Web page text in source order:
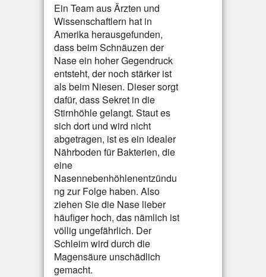
Ein Team aus Ärzten und
Wissenschaftlern hat in
Amerika herausgefunden,
dass beim Schnäuzen der
Nase ein hoher Gegendruck
entsteht, der noch stärker ist
als beim Niesen. Dieser sorgt
dafür, dass Sekret in die
Stirnhöhle gelangt. Staut es
sich dort und wird nicht
abgetragen, ist es ein idealer
Nährboden für Bakterien, die
eine
Nasennebenhöhlenentzündu
ng zur Folge haben. Also
ziehen Sie die Nase lieber
häufiger hoch, das nämlich ist
völlig ungefährlich. Der
Schleim wird durch die
Magensäure unschädlich
gemacht.